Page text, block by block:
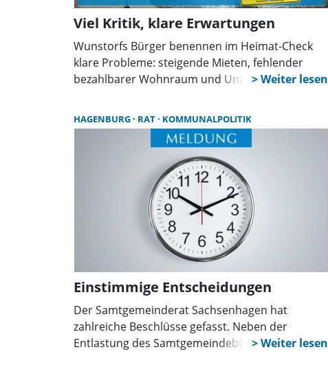
Viel Kritik, klare Erwartungen
Wunstorfs Bürger benennen im Heimat-Check
klare Probleme: steigende Mieten, fehlender
bezahlbarer Wohnraum und Unzufriedenheit mit
Debatte vor der Kommunalwahl 2026.
HAGENBURG RAT KOMMUNALPOLITIK
Einstimmige Entscheidungen
Der Samtgemeinderat Sachsenhagen hat
zahlreiche Beschlüsse gefasst. Neben der
Entlastung des Samtgemeindebürgermeisters